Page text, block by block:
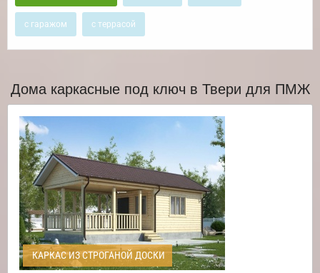
с гаражом с террасой
Дома каркасные под ключ в Твери для ПМЖ
КАРКАС ИЗ СТРОГАНОЙ ДОСКИ